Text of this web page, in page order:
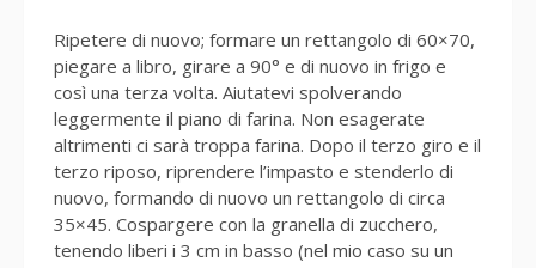
Ripetere di nuovo; formare un rettangolo di 60×70,
piegare a libro, girare a 90° e di nuovo in frigo e
così una terza volta. Aiutatevi spolverando
leggermente il piano di farina. Non esagerate
altrimenti ci sarà troppa farina. Dopo il terzo giro e il
terzo riposo, riprendere l’impasto e stenderlo di
nuovo, formando di nuovo un rettangolo di circa
35×45. Cospargere con la granella di zucchero,
tenendo liberi i 3 cm in basso (nel mio caso su un